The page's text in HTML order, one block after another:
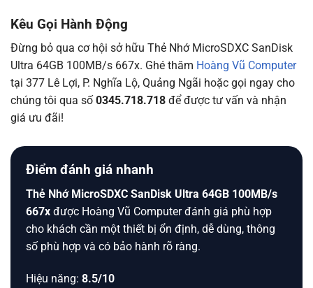
Kêu Gọi Hành Động
Đừng bỏ qua cơ hội sở hữu Thẻ Nhớ MicroSDXC SanDisk
Ultra 64GB 100MB/s 667x. Ghé thăm Hoàng Vũ Computer
tại 377 Lê Lợi, P. Nghĩa Lộ, Quảng Ngãi hoặc gọi ngay cho
chúng tôi qua số0345.718.718 để được tư vấn và nhận
giá ưu đãi!
Điểm đánh giá nhanh
Thẻ Nhớ MicroSDXC SanDisk Ultra 64GB 100MB/s
667x được Hoàng Vũ Computer đánh giá phù hợp
cho khách cần một thiết bị ổn định, dễ dùng, thông
số phù hợp và có bảo hành rõ ràng.
Hiệu năng: 8.5/10